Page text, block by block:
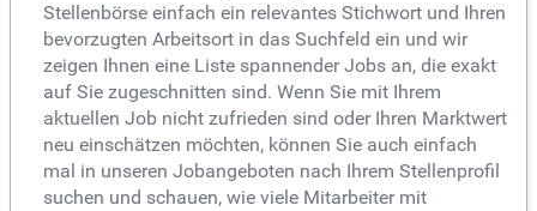
Stellenbörse einfach ein relevantes Stichwort und Ihren
bevorzugten Arbeitsort in das Suchfeld ein und wir
zeigen Ihnen eine Liste spannender Jobs an, die exakt
auf Sie zugeschnitten sind. Wenn Sie mit Ihrem
aktuellen Job nicht zufrieden sind oder Ihren Marktwert
neu einschätzen möchten, können Sie auch einfach
mal in unseren Jobangeboten nach Ihrem Stellenprofil
suchen und schauen, wie viele Mitarbeiter mit